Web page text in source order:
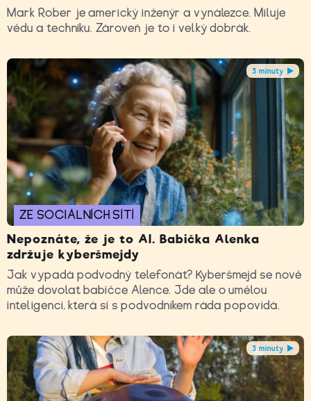
Mark Rober je americký inženýr a vynálezce. Miluje
vědu a techniku. Zároveń je to i velký dobrák.
3 minuty
ZE SOCIÁLNÍCH SÍTÍ
Nepoznáte, že je to AI. Babička Alenka
zdržuje kyberšmejdy
Jak vypadá podvodný telefonát? Kyberšmejd se nově
může dovolat babičce Alence. Jde ale o umělou
inteligenci, která si s podvodníkem ráda popovídá.
3 minuty